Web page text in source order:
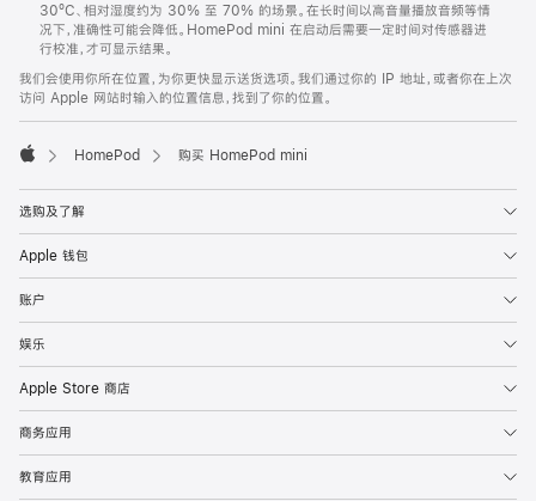
30ºC、相对湿度约为 30% 至 70% 的场景。在长时间以高音量播放音频等情
况下，准确性可能会降低。HomePod mini 在启动后需要一定时间对传感器进
行校准，才可显示结果。
我们会使用你所在位置，为你更快显示送货选项。我们通过你的 IP 地址，或者你在上次
访问 Apple 网站时输入的位置信息，找到了你的位置。
HomePod 购买 HomePod mini
选购及了解
Apple 钱包
账户
娱乐
Apple Store 商店
商务应用
教育应用